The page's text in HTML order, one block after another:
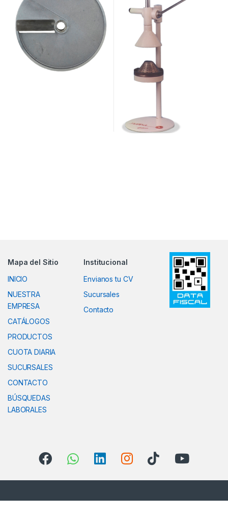
Mapa del Sitio
INICIO
NUESTRA
EMPRESA
CATÁLOGOS
PRODUCTOS
CUOTA DIARIA
SUCURSALES
CONTACTO
BÚSQUEDAS
LABORALES
Institucional
Envianos tu CV
Sucursales
Contacto